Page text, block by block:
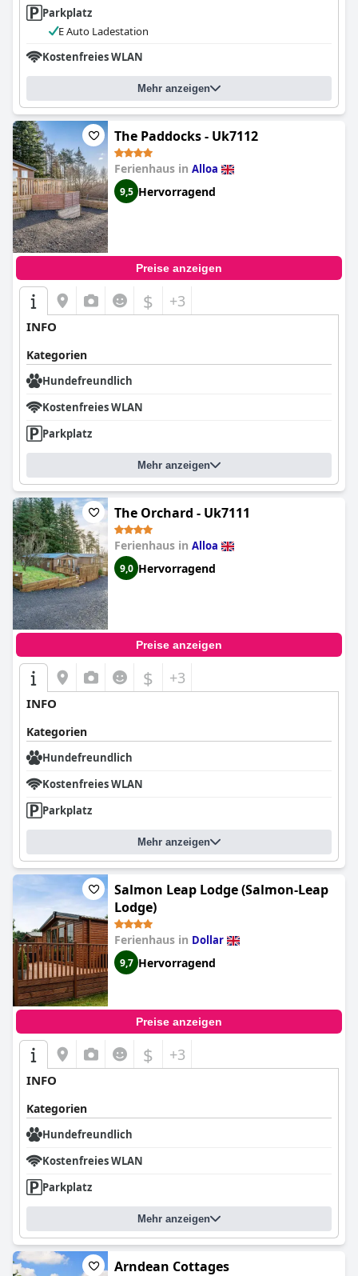
Parkplatz
E Auto Ladestation
Kostenfreies WLAN
Mehr anzeigen
The Paddocks - Uk7112
Ferienhaus in Alloa
9,5 Hervorragend
Preise anzeigen
$ +3
INFO
Kategorien
Hundefreundlich
Kostenfreies WLAN
Parkplatz
Mehr anzeigen
The Orchard - Uk7111
Ferienhaus in Alloa
9,0 Hervorragend
Preise anzeigen
$ +3
INFO
Kategorien
Hundefreundlich
Kostenfreies WLAN
Parkplatz
Mehr anzeigen
Salmon Leap Lodge (Salmon-Leap
Lodge)
Ferienhaus in Dollar
9,7 Hervorragend
Preise anzeigen
$ +3
INFO
Kategorien
Hundefreundlich
Kostenfreies WLAN
Parkplatz
Mehr anzeigen
Arndean Cottages